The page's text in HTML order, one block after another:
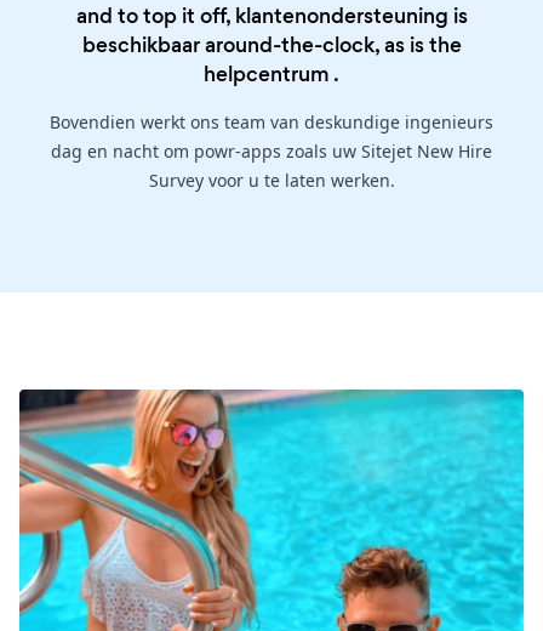
and to top it off, klantenondersteuning is
beschikbaar around-the-clock, as is the
helpcentrum .
Bovendien werkt ons team van deskundige ingenieurs
dag en nacht om powr-apps zoals uw Sitejet New Hire
Survey voor u te laten werken.